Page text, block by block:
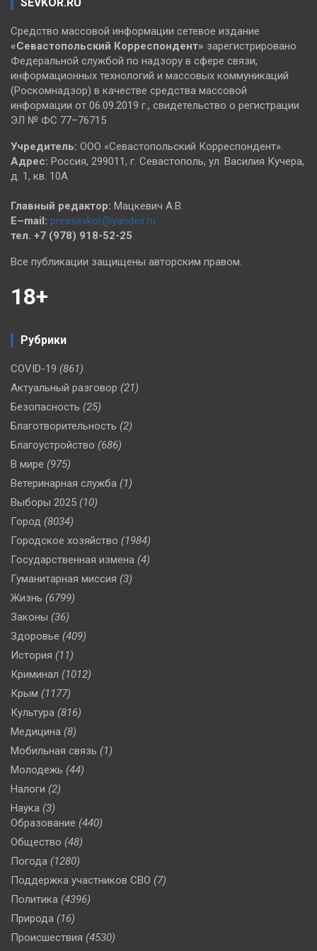
SEVKOR.RU
Средство массовой информации сетевое издание
«Севастопольский Корреспондент» зарегистрировано
Федеральной службой по надзору в сфере связи,
информационных технологий и массовых коммуникаций
(Роскомнадзор) в качестве средства массовой
информации от 06.09.2019 г., свидетельство о регистрации
ЭЛ № ФС 77–76715
Учредитель: ООО «Севастопольский Корреспондент».
Адрес: Россия, 299011, г. Севастополь, ул. Василия Кучера,
д. 1, кв. 10А
Главный редактор: Мацкевич А.В.
E–mail: pressevkor@yandex.ru
тел. +7 (978) 918-52-25
Все публикации защищены авторским правом.
18+
Рубрики
COVID-19 (861)
Актуальный разговор (21)
Безопасность (25)
Благотворительность (2)
Благоустройство (686)
В мире (975)
Ветеринарная служба (1)
Выборы 2025 (10)
Город (8034)
Городское хозяйство (1984)
Государственная измена (4)
Гуманитарная миссия (3)
Жизнь (6799)
Законы (36)
Здоровье (409)
История (11)
Криминал (1012)
Крым (1177)
Культура (816)
Медицина (8)
Мобильная связь (1)
Молодежь (44)
Налоги (2)
Наука (3)
Образование (440)
Общество (48)
Погода (1280)
Поддержка участников СВО (7)
Политика (4396)
Природа (16)
Происшествия (4530)